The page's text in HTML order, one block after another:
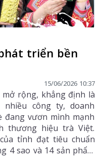
triển bền
15/06/2026 10:37
mở rộng, khẳng định là
công ty, doanh
đang vươn mình mạnh
thương hiệu trà Việt.
tỉnh đạt tiêu chuẩn
4 sao và 14 sản phẩm